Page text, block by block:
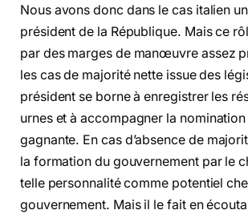
Nous avons donc dans le cas italien
président de la République. Mais ce
par des marges de manœuvre assez
les cas de majorité nette issue des
président se borne à enregistrer les
urnes et à accompagner la
gagnante. En cas d’absence de
la formation du gouvernement par le
telle personnalité comme potentiel
gouvernement. Mais il le fait en